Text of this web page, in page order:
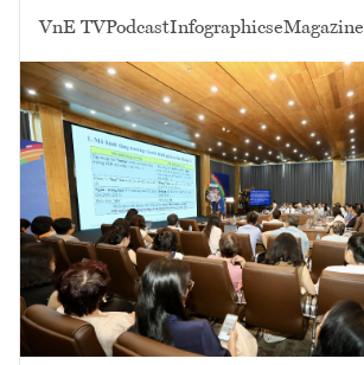
VnE TVPodcastInfographicseMagazine